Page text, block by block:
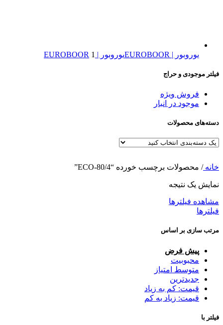
یوروبور | EUROBOOR یوروبور | EUROBOOR 1
فیلتر موجودی و حراج
فروش ویژه
موجود در انبار
دسته‌های محصولات
خانه/ محصولات برچسب خورده “ECO-80/4”
نمایش یک نتیجه
مشاهده فیلترها
فیلترها
مرتب سازی بر اساس
پیش فرض
محبوبیت
متوسط امتیاز
جدیدترین
قیمت: کم به زیاد
قیمت: زیاد به کم
فیلتر با